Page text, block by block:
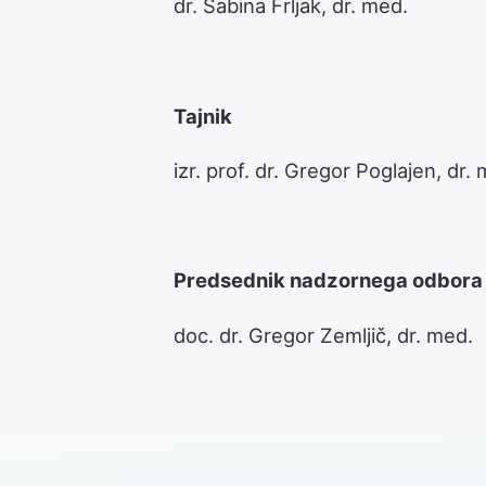
dr. Sabina Frljak, dr. med.
Tajnik
izr. prof. dr. Gregor Poglajen, dr.
Predsednik nadzornega odbora
doc. dr. Gregor Zemljič, dr. med.